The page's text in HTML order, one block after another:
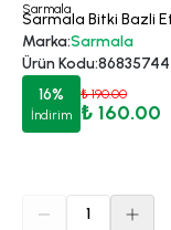
Sarmala
Sarmala Bitki Bazli
Marka:Sarmala
Ürün Kodu:
16%
İndirim
₺ 190.00
₺ 160.00
1